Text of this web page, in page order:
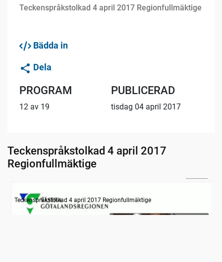
Teckenspråkstolkad 4 april 2017 Regionfullmäktige
Bädda in
Dela
PROGRAM
12 av 19
PUBLICERAD
tisdag 04 april 2017
Teckenspråkstolkad 4 april 2017
Regionfullmäktige
Information om dagens ärenden
Teckenspråkstolkad 4 april 2017 Regionfullmäktige